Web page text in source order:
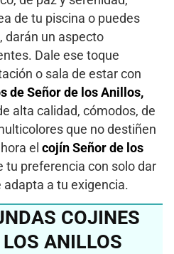
de tu piscina o puedes
darán un aspecto
Dale ese toque
o sala de estar con
de Señor de los Anillos,
alta calidad, cómodos, de
que no destiñen
el cojín Señor de los
tu preferencia con solo dar
adapta a tu exigencia.
COJINES
LOS ANILLOS